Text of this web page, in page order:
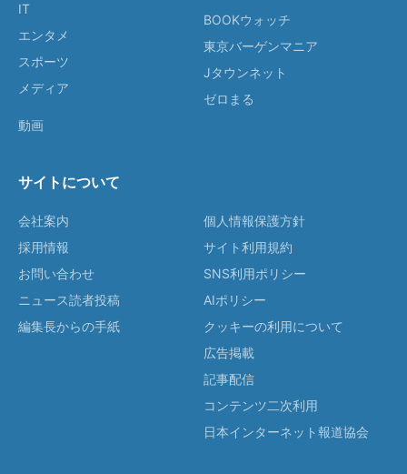
IT
エンタメ
スポーツ
メディア
動画
BOOKウォッチ
東京バーゲンマニア
Jタウンネット
ゼロまる
サイトについて
会社案内
採用情報
お問い合わせ
ニュース読者投稿
編集長からの手紙
個人情報保護方針
サイト利用規約
SNS利用ポリシー
AIポリシー
クッキーの利用について
広告掲載
記事配信
コンテンツ二次利用
日本インターネット報道協会